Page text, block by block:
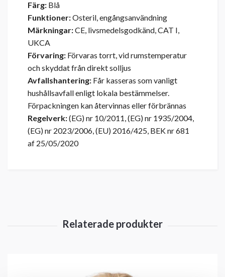
Färg: Blå
Funktioner:Osteril, engångsanvändning
Märkningar:CE, livsmedelsgodkänd, CAT I,
UKCA
Förvaring: Förvaras torrt, vid rumstemperatur
och skyddat från direkt solljus
Avfallshantering: Får kasseras som vanligt
hushållsavfall enligt lokala bestämmelser.
Förpackningen kan återvinnas eller förbrännas
Regelverk:(EG) nr 10/2011, (EG) nr 1935/2004,
(EG) nr 2023/2006, (EU) 2016/425, BEK nr 681
af 25/05/2020